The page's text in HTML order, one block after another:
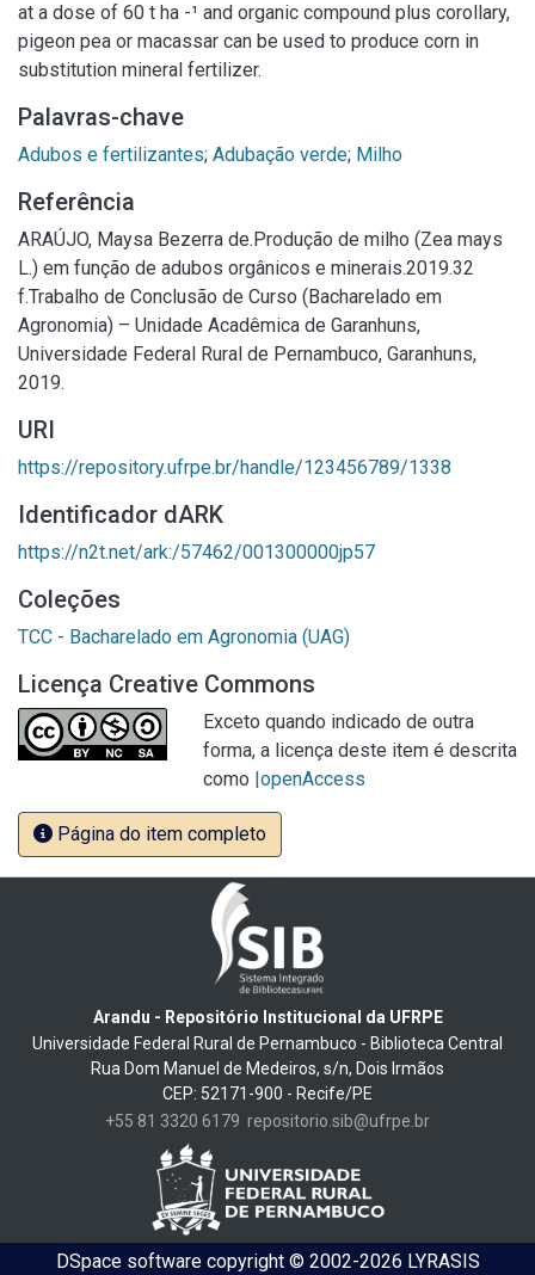
at a dose of 60 t ha -¹ and organic compound plus corollary,
pigeon pea or macassar can be used to produce corn in
substitution mineral fertilizer.
Palavras-chave
Adubos e fertilizantes; Adubação verde; Milho
Referência
ARAÚJO, Maysa Bezerra de.Produção de milho (Zea mays
L.) em função de adubos orgânicos e minerais.2019.32
f.Trabalho de Conclusão de Curso (Bacharelado em
Agronomia) – Unidade Acadêmica de Garanhuns,
Universidade Federal Rural de Pernambuco, Garanhuns,
2019.
URI
https://repository.ufrpe.br/handle/123456789/1338
Identificador dARK
https://n2t.net/ark:/57462/001300000jp57
Coleções
TCC - Bacharelado em Agronomia (UAG)
Licença Creative Commons
Exceto quando indicado de outra
forma, a licença deste item é descrita
como |openAccess
Página do item completo
Arandu - Repositório Institucional da UFRPE
Universidade Federal Rural de Pernambuco - Biblioteca Central
Rua Dom Manuel de Medeiros, s/n, Dois Irmãos
CEP: 52171-900 - Recife/PE
+55 81 3320 6179 repositorio.sib@ufrpe.br
DSpace softwarecopyright © 2002-2026 LYRASIS